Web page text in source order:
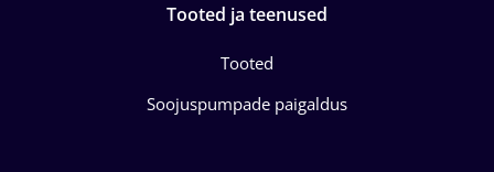
Tooted ja teenused
Tooted
Soojuspumpade paigaldus